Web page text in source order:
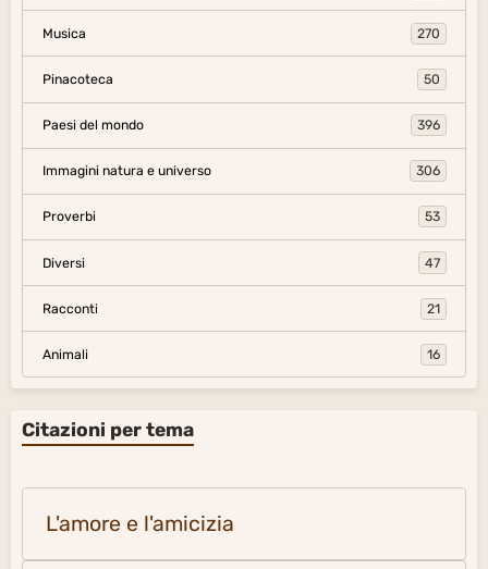
Musica 270
Pinacoteca 50
Paesi del mondo 396
Immagini natura e universo 306
Proverbi 53
Diversi 47
Racconti 21
Animali 16
Citazioni per tema
L'amore e l'amicizia